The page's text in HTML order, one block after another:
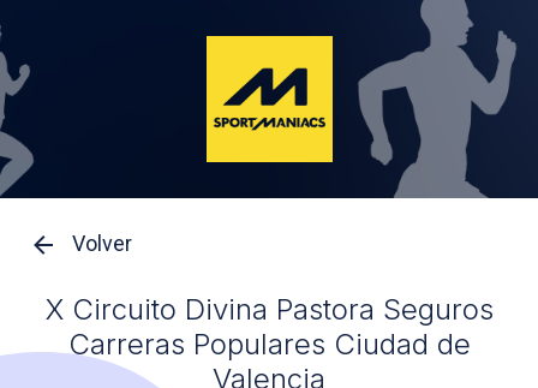
Volver
X Circuito Divina Pastora Seguros
Carreras Populares Ciudad de
Valencia